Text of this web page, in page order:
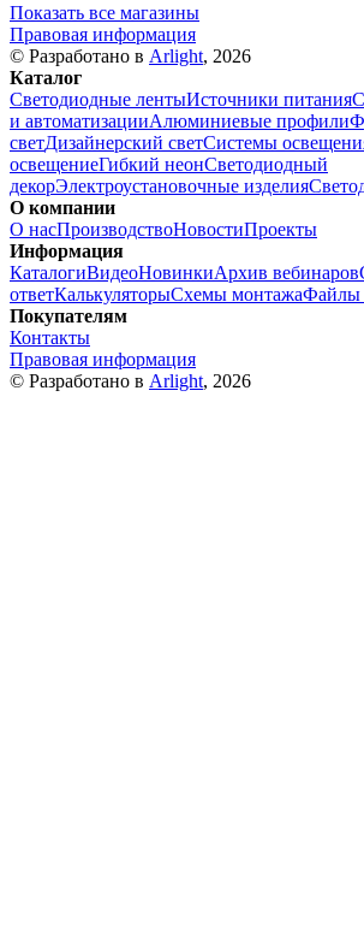
Показать все магазины
Правовая информация
© Разработано в Arlight, 2026
Каталог
Светодиодные лентыИсточники питания
и автоматизацииАлюминиевые профили
светДизайнерский светСистемы
освещениеГибкий неонСветодиодный
декорЭлектроустановочные изделия
О компании
О насПроизводствоНовостиПроекты
Информация
КаталогиВидеоНовинкиАрхив вебинаров
ответКалькуляторыСхемы монтажаФайлы
Покупателям
Контакты
Правовая информация
© Разработано в Arlight, 2026